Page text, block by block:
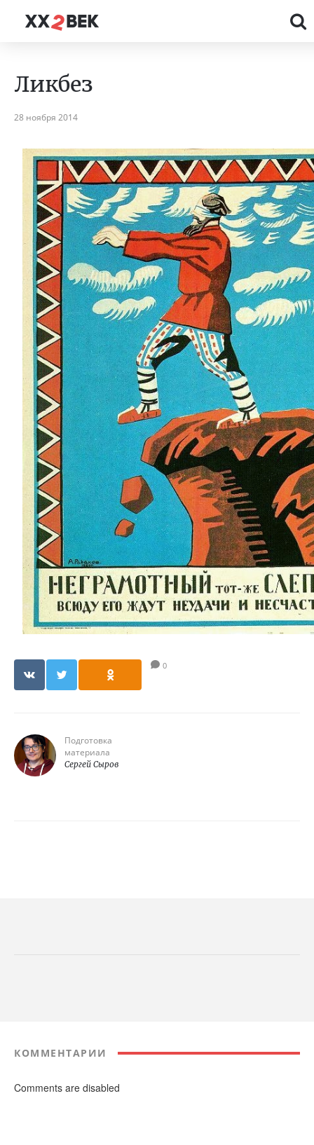
Ликбез
28 ноября 2014
0
Подготовка
материала
Сергей Сыров
КОММЕНТАРИИ
Comments are disabled